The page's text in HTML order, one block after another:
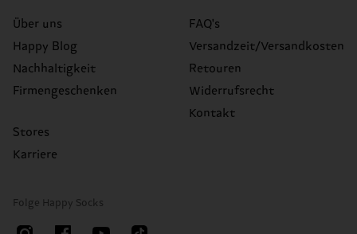
Über uns
Happy Blog
Nachhaltigkeit
Firmengeschenken
Stores
Karriere
FAQ's
Versandzeit/Versandkosten
Retouren
Widerrufsrecht
Kontakt
Folge Happy Socks